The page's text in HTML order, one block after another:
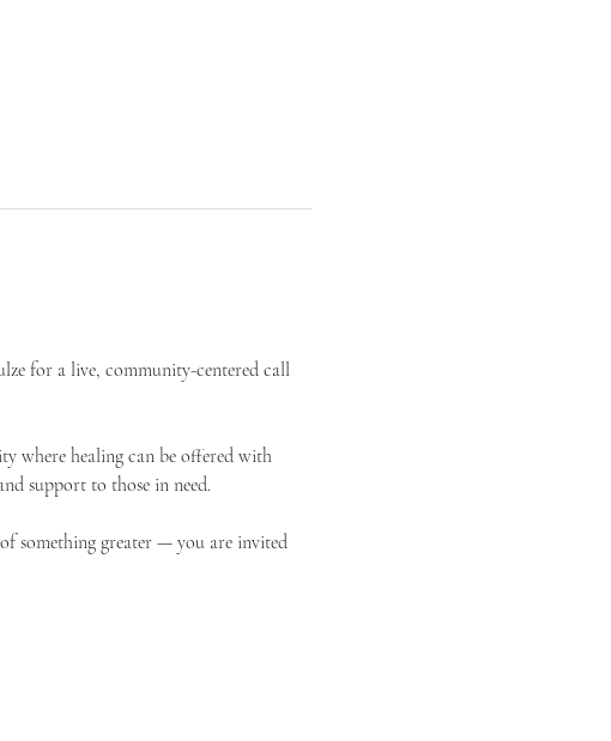
for a live, community-centered call
where healing can be offered with
support to those in need.
something greater — you are invited